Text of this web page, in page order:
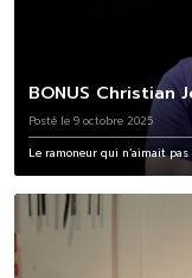
BONUS Christian
Posté le 9 octobre 2025
Le ramoneur qui n’aimait